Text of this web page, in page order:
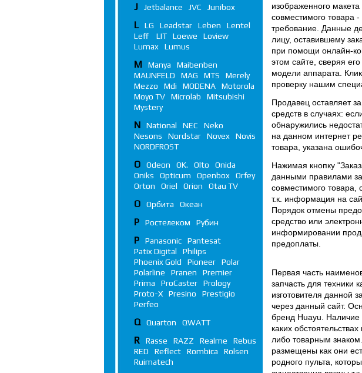
изображенного макета
совместимого товара
требование. Данные
лицу, оставившему
при помощи онлайн-
этом сайте, сверяя
модели аппарата.
проверку нашим
Продавец оставляет
средств в случаях:
обнаружились
на данном интернет
товара, указана
Нажимая кнопку
данными правилами
совместимого товара,
т.к. информация на
Порядок отмены
средство или
информировании
предоплаты.
Первая часть
запчасть для техники
изготовителя данной
через данный сайт.
бренд Huayu. Наличие
каких
либо товарным
размещены как они
родного пульта,
J Jetbalance JVC Junibox
L LG Leadstar Leben
Lentel
Leff
LIT Loewe
Loview
Lumax
Lumus
M Manya
Maibenben
MAUNFELD
MAG MTS
Merely
Mezzo
Mdi MODENA
Motorola
Moyo TV
Microlab
Mitsubishi
Mystery
N National NEC
Neko
Nesons
Nordstar Novex
Novis
NORDFROST
O Odeon OK. Olto
Onida
Oniks
Opticum Openbox
Orfey
Orton
Oriel Orion Otau TV
О Орбита Океан
Р Ростелеком Рубин
P Panasonic
Pantesat
Patix Digital
Philips
Phoenix Gold
Pioneer
Polar
Polarline
Pranen
Premier
Prima
ProCaster
Prology
Proto-X
Presino
Prestigio
Perfeo
Q Quarton QWATT
R Rasse RAZZ Realme
Rebus
RED
Reflect Rombica
Rolsen
Ruimatech